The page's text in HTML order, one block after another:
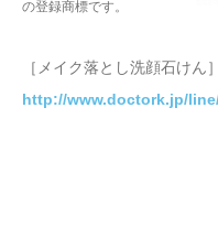
の登録商標です。
［メイク落とし洗顔石けん
http://www.doctork.jp/